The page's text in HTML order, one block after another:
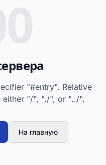
"#entry". Relative
either "/", "./", or "../".
На главную